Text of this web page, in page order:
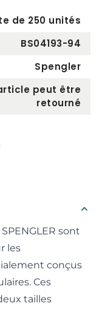
de 250 unités
BS04193-94
Spengler
peut être
retourné
le produit
sont
les
conçus
Ces
tailles